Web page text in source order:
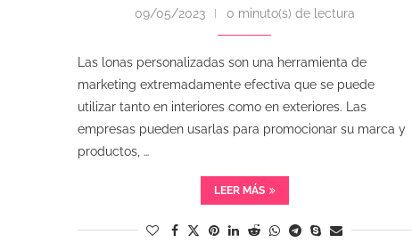
09/05/2023 0 minuto(s) de lectura
Las lonas personalizadas son una herramienta de
marketing extremadamente efectiva que se puede
utilizar tanto en interiores como en exteriores. Las
empresas pueden usarlas para promocionar su marca y
productos, …
LEER MÁS